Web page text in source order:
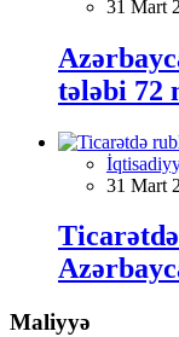
31 Mart
tələbi 72
31 Mart
Maliyyə